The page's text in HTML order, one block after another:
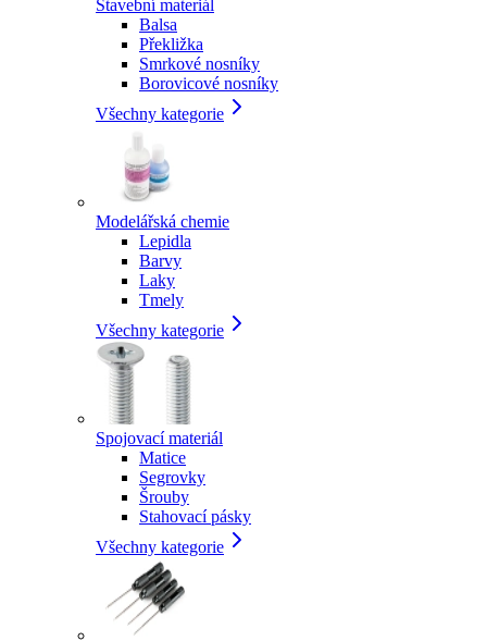
Stavební materiál
Balsa
Překližka
Smrkové nosníky
Borovicové nosníky
Všechny kategorie
Modelářská chemie
Lepidla
Barvy
Laky
Tmely
Všechny kategorie
Spojovací materiál
Matice
Segrovky
Šrouby
Stahovací pásky
Všechny kategorie